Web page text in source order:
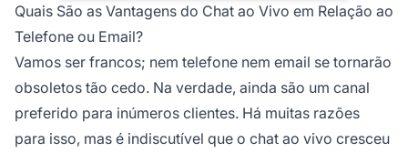
Quais São as Vantagens do Chat ao Vivo em Relação ao
Telefone ou Email?
Vamos ser francos; nem telefone nem email se tornarão
obsoletos tão cedo. Na verdade, ainda são um canal
preferido para inúmeros clientes. Há muitas razões
para isso, mas é indiscutível que o chat ao vivo cresceu